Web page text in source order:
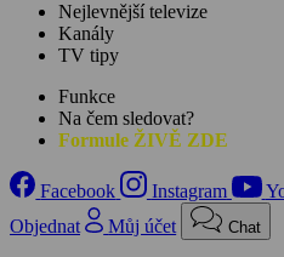
Nejlevnější televize
Kanály
TV tipy
Funkce
Na čem sledovat?
Formule ŽIVĚ ZDE
Facebook Instagram
Objednat
Můj účet Chat